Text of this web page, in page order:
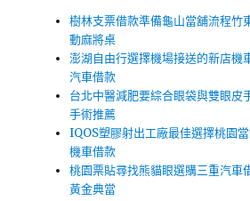
樹林支票借款準備龜山當舖流程竹
動麻將桌
澎湖自由行選擇機場接送的新店機
汽車借款
台北中醫減肥要綜合眼袋與雙眼皮
手術推薦
IQOS塑膠射出工廠最佳選擇桃園
機車借款
桃園票貼尋找熊貓眼選購三重汽車
黃金典當